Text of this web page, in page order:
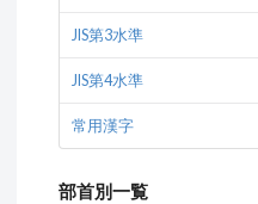
JIS第3水準
JIS第4水準
常用漢字
部首別一覧